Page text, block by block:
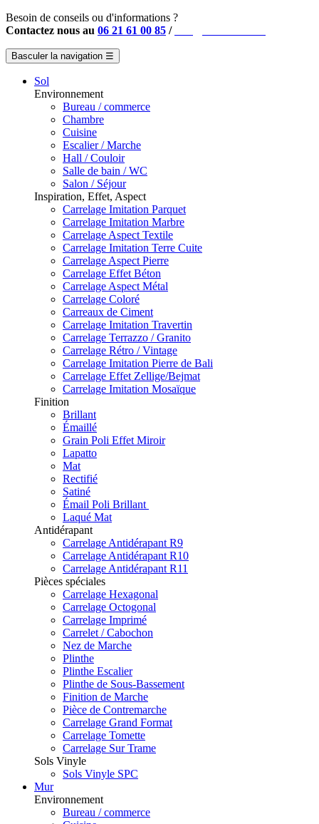
Besoin de conseils ou d'informations ?
Contactez nous au 06 21 61 00 85 /
Basculer la navigation ☰
Sol
Environnement
Bureau / commerce
Chambre
Cuisine
Escalier / Marche
Hall / Couloir
Salle de bain / WC
Salon / Séjour
Inspiration, Effet, Aspect
Carrelage Imitation Parquet
Carrelage Imitation Marbre
Carrelage Aspect Textile
Carrelage Imitation Terre Cuite
Carrelage Aspect Pierre
Carrelage Effet Béton
Carrelage Aspect Métal
Carrelage Coloré
Carreaux de Ciment
Carrelage Imitation Travertin
Carrelage Terrazzo / Granito
Carrelage Rétro / Vintage
Carrelage Imitation Pierre de Bali
Carrelage Effet Zellige/Bejmat
Carrelage Imitation Mosaïque
Finition
Brillant
Émaillé
Grain Poli Effet Miroir
Lapatto
Mat
Rectifié
Satiné
Émail Poli Brillant
Laqué Mat
Antidérapant
Carrelage Antidérapant R9
Carrelage Antidérapant R10
Carrelage Antidérapant R11
Pièces spéciales
Carrelage Hexagonal
Carrelage Octogonal
Carrelage Imprimé
Carrelet / Cabochon
Nez de Marche
Plinthe
Plinthe Escalier
Plinthe de Sous-Bassement
Finition de Marche
Pièce de Contremarche
Carrelage Grand Format
Carrelage Tomette
Carrelage Sur Trame
Sols Vinyle
Sols Vinyle SPC
Mur
Environnement
Bureau / commerce